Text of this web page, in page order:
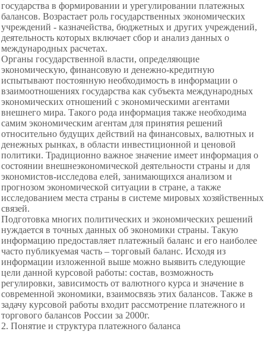
государства в формировании и урегулировании платежных
балансов. Возрастает роль государственных экономических
учреждений - казначейства, бюджетных и других учреждений,
деятельность которых включает сбор и анализ данных о
международных расчетах.
Органы государственной власти, определяющие
экономическую, финансовую и денежно-кредитную
испытывают постоянную необходимость в информации о
взаимоотношениях государства как субъекта международных
экономических отношений с экономическими агентами
внешнего мира. Такого рода информация также необходима
самим экономическим агентам для принятия решений
относительно будущих действий на финансовых, валютных и
денежных рынках, в области инвестиционной и ценовой
политики. Традиционно важное значение имеет информация о
состоянии внешнеэкономической деятельности страны и для
экономистов-исследова елей, занимающихся анализом и
прогнозом экономической ситуации в стране, а также
исследованием места страны в системе мировых хозяйственных
связей.
Подготовка многих политических и экономических решений
нуждается в точных данных об экономики страны. Такую
информацию предоставляет платежный баланс и его наиболее
часто публикуемая часть – торговый баланс. Исходя из
информации изложенной выше можно выявить следующие
цели данной курсовой работы: состав, возможность
регулировки, зависимость от валютного курса и значение в
современной экономики, взаимосвязь этих балансов. Также в
задачу курсовой работы входит рассмотрение платежного и
торгового балансов России за 2000г.
2. Понятие и структура платежного баланса